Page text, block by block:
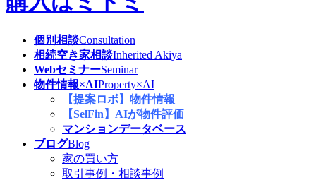
個別相談Consultation
相続空き家相談Inherited Akiya
WebセミナーSeminar
物件情報×AIProperty×AI
【提案ロボ】物件情報
【SelFin】AIが物件評価
マンションデータベース
ブログBlog
家の買い方
取引事例・相談事例